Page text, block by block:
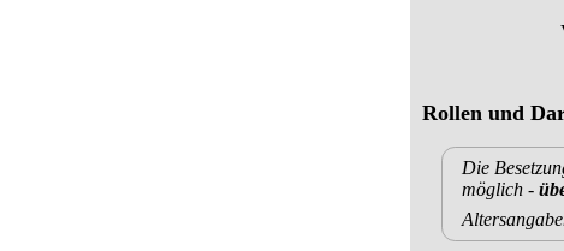
Rollen und
Die
möglich -